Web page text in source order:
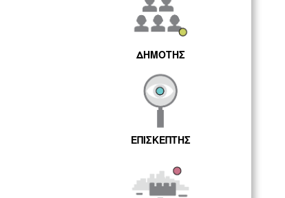
ΔΗΜΟΤΗΣ
ΕΠΙΣΚΕΠΤΗΣ